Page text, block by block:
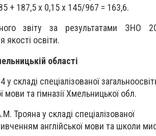
+ 187,5 х 0,15 х 145/967 = 163,6.
звіту за результатами ЗНО
освіти.
області
спеціалізованої
та гімназії Хмельницької обл.
Трояна у складі спеціалізованої
англійської мови та школи